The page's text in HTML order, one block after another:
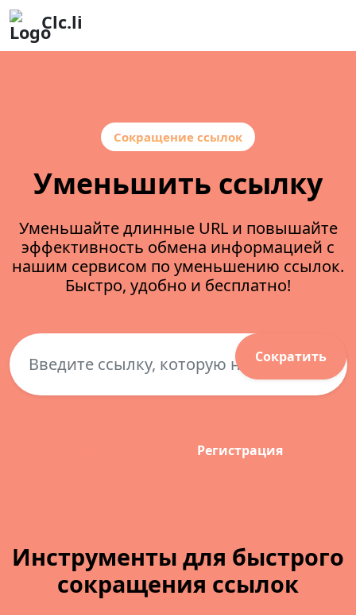
Clc.li
Сокращение ссылок
Уменьшить ссылку
Уменьшайте длинные URL и повышайте
эффективность обмена информацией с
нашим сервисом по уменьшению ссылок.
Быстро, удобно и бесплатно!
Сократить
Регистрация
Инструменты для быстрого
сокращения ссылок